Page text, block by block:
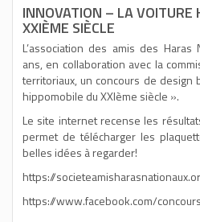
INNOVATION – LA VOITURE
XXIÈME SIÈCLE
L’association des amis des
ans, en collaboration avec la
territoriaux, un concours de design
hippomobile du XXIème siècle ».
Le site internet recense les
permet de télécharger les
belles idées à regarder!
https://
https://www.facebook.com/